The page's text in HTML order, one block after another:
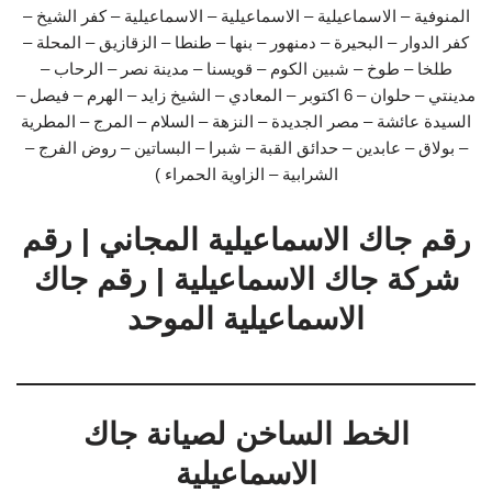
المنوفية – الاسماعيلية – الاسماعيلية – الاسماعيلية – كفر الشيخ –
كفر الدوار – البحيرة – دمنهور – بنها – طنطا – الزقازيق – المحلة –
طلخا – طوخ – شبين الكوم – قويسنا – مدينة نصر – الرحاب –
مدينتي – حلوان – 6 اكتوبر – المعادي – الشيخ زايد – الهرم – فيصل –
السيدة عائشة – مصر الجديدة – النزهة – السلام – المرج – المطرية
– بولاق – عابدين – حدائق القبة – شبرا – البساتين – روض الفرج –
الشرابية – الزاوية الحمراء )
رقم جاك الاسماعيلية المجاني | رقم
شركة جاك الاسماعيلية | رقم جاك
الاسماعيلية الموحد
الخط الساخن لصيانة جاك
الاسماعيلية